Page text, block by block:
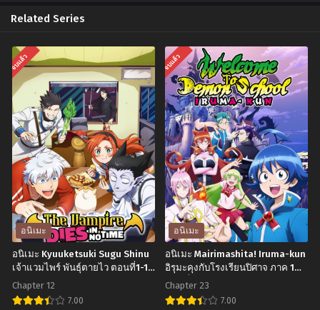
พฤศจิกายน 25, 2024
Chapter 11
พฤศจิกายน 25, 2024
Chapter 10
พฤศจิกายน 25, 2024
Chapter 9
พฤศจิกายน 25, 2024
Chapter 8
พฤศจิกายน 25, 2024
Chapter 7
พฤศจิกายน 25, 2024
Chapter 6
พฤศจิกายน 25, 2024
Chapter 5
พฤศจิกายน 25, 2024
Chapter 4
พฤศจิกายน 25, 2024
Chapter 3
พฤศจิกายน 25, 2024
Chapter 2
พฤศจิกายน 25, 2024
Chapter 1
พฤศจิกายน 25, 2024
Related Series
จบแล้ว
อนิเมะ
อนิเมะ Kyuuketsuki Sugu Shinu
เจ้าแวมไพร์ พันธุ์ตายไว ตอนที่1-12
พากย์ไทย+ซับไทย
Chapter 12
7.00
จบแล้ว
อนิเมะ
อนิเมะ Mairimashita! Iruma-kun
อิรุมะคุงกับโรงเรียนปิศาจ ภาค 1
ตอนที่1-23 พากย์ไทย+ซับไทย
Chapter 23
7.00